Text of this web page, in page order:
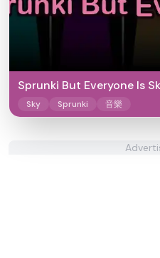
Sprunki But Everyone Is
Sky Sprunki 音樂